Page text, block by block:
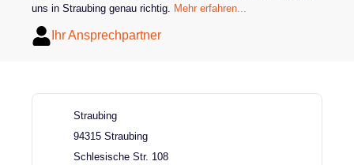
uns in Straubing genau richtig. Mehr erfahren...
Ihr Ansprechpartner
Straubing
94315 Straubing
Schlesische Str. 108